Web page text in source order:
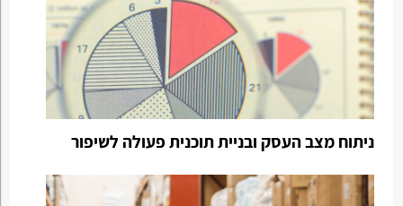
ניתוח מצב העסק ובניית תוכנית פעולה לשיפור